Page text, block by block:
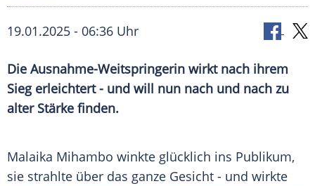
19.01.2025 - 06:36 Uhr
Die Ausnahme-Weitspringerin wirkt nach ihrem
Sieg erleichtert - und will nun nach und nach zu
alter Stärke finden.
Malaika Mihambo winkte glücklich ins Publikum,
sie strahlte über das ganze Gesicht - und wirkte